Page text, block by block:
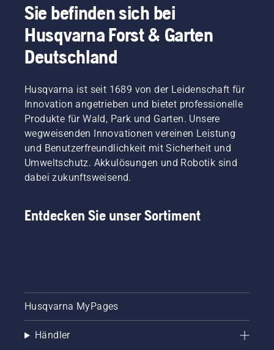
Sie befinden sich bei
Husqvarna Forst & Garten
Deutschland
Husqvarna ist seit 1689 von der Leidenschaft für
Innovation angetrieben und bietet professionelle
Produkte für Wald, Park und Garten. Unsere
wegweisenden Innovationen vereinen Leistung
und Benutzerfreundlichkeit mit Sicherheit und
Umweltschutz. Akkulösungen und Robotik sind
dabei zukunftsweisend.
Entdecken Sie unser Sortiment
Husqvarna MyPages
Händler